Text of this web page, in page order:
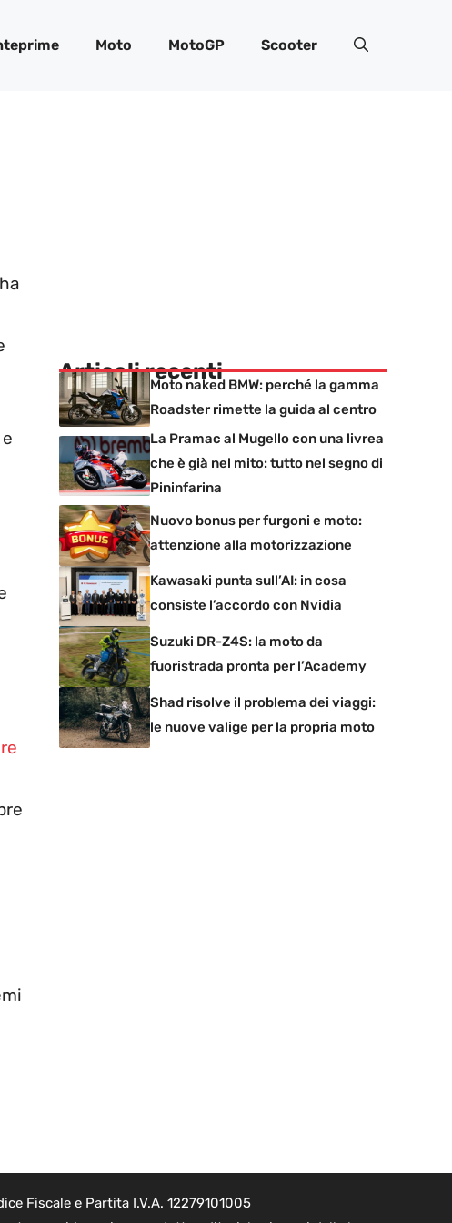
Moto MotoGP Scooter
e
Articoli recenti
Moto naked BMW: perché la gamma
Roadster rimette la guida al centro
La Pramac al Mugello con una livrea
che è già nel mito: tutto nel segno di
Pininfarina
Nuovo bonus per furgoni e moto:
attenzione alla motorizzazione
Kawasaki punta sull’AI: in cosa
consiste l’accordo con Nvidia
Suzuki DR-Z4S: la moto da
fuoristrada pronta per l’Academy
Shad risolve il problema dei viaggi:
le nuove valige per la propria moto
Fiscale e Partita I.V.A. 12279101005